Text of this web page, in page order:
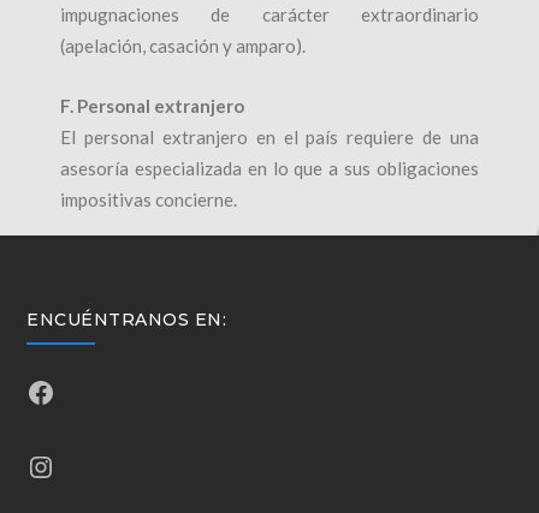
impugnaciones de carácter extraordinario
(apelación, casación y amparo).
F. Personal extranjero
El personal extranjero en el país requiere de una
asesoría especializada en lo que a sus obligaciones
impositivas concierne.
ENCUÉNTRANOS EN:
Facebook
Instagram